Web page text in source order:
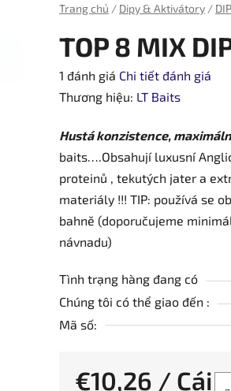
od vody Kontakty
Trang chủ / Dipy & Aktivátory /
TOP 8 MIX
Đánh
giá
bình
của
sản
phẩm
là
5,0
5
sao.
1 đánh giá Chi tiết đánh giá
Thương hiệu: LT Baits
Hustá konzistence,
baits….Obsahují luxusní
proteinů , tekutých jater a
materiály !!! TIP: používá se
bahně (doporučujeme
návnadu)
Tình trạng hàng đang có
Chúng tôi có thể giao đến :
Mã số:
€10,26 / Cái